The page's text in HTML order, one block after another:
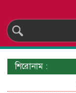
শিরোনাম :